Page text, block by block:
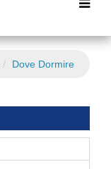
Dove Dormire